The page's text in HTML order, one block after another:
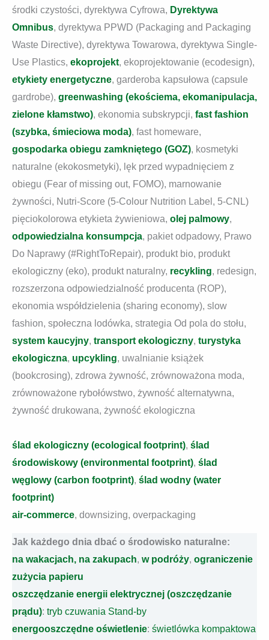
środki czystości, dyrektywa Cyfrowa, Dyrektywa
Omnibus, dyrektywa PPWD (Packaging and Packaging
Waste Directive), dyrektywa Towarowa, dyrektywa Single-
Use Plastics, ekoprojekt, ekoprojektowanie (ecodesign),
etykiety energetyczne, garderoba kapsułowa (capsule
gardrobe), greenwashing (ekościema, ekomanipulacja,
zielone kłamstwo), ekonomia subskrypcji, fast fashion
(szybka, śmieciowa moda), fast homeware,
gospodarka obiegu zamkniętego (GOZ), kosmetyki
naturalne (ekokosmetyki), lęk przed wypadnięciem z
obiegu (Fear of missing out, FOMO), marnowanie
żywności, Nutri-Score (5-Colour Nutrition Label, 5-CNL)
pięciokolorowa etykieta żywieniowa, olej palmowy,
odpowiedzialna konsumpcja, pakiet odpadowy, Prawo
Do Naprawy (#RightToRepair), produkt bio, produkt
ekologiczny (eko), produkt naturalny, recykling, redesign,
rozszerzona odpowiedzialność producenta (ROP),
ekonomia współdzielenia (sharing economy), slow
fashion, społeczna lodówka, strategia Od pola do stołu,
system kaucyjny, transport ekologiczny, turystyka
ekologiczna, upcykling, uwalnianie książek
(bookcrosing), zdrowa żywność, zrównoważona moda,
zrównoważone rybołówstwo, żywność alternatywna,
żywność drukowana, żywność ekologiczna
ślad ekologiczny (ecological footprint), ślad
środowiskowy (environmental footprint), ślad
węglowy (carbon footprint), ślad wodny (water
footprint)
air-commerce, downsizing, overpackaging
Jak każdego dnia dbać o środowisko naturalne:
na wakacjach, na zakupach, w podróży, ograniczenie
zużycia papieru
oszczędzanie energii elektrycznej (oszczędzanie
prądu): tryb czuwania Stand-by
energooszczędne oświetlenie: świetlówka kompaktowa